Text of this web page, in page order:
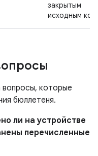
закрытым
исходным
которые
бюллетеня.
ли на устройстве
перечисленные